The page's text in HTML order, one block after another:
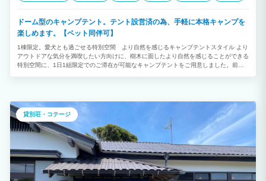
ドーム型のキャンプテント。テント設営済の為、手軽に本格キャンプを
楽しめます。【ペット同伴可】
1棟限定。愛犬とも過ごせる特別空間 より自然を感じるキャンプテントスタイル より
アウトドアな気分を満喫したい方向けに、樹木に面したより自然を感じることができる
特別空間に、1日1組限定でのご滞在が可能なキャンプテントをご用意しました。前面
体験。ワンランク上のアウトドアステイをお楽しみください。
貸別荘・コテージ